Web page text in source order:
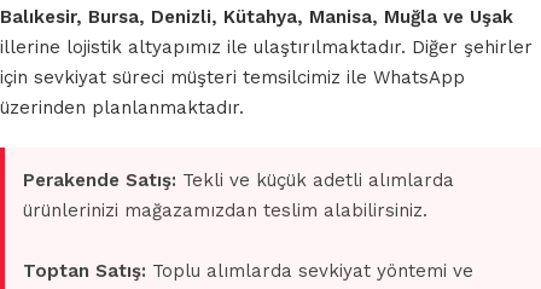
Balıkesir, Bursa, Denizli, Kütahya, Manisa, Muğla ve Uşak
illerine lojistik altyapımız ile ulaştırılmaktadır. Diğer şehirler
için sevkiyat süreci müşteri temsilcimiz ile WhatsApp
üzerinden planlanmaktadır.
Perakende Satış: Tekli ve küçük adetli alımlarda
ürünlerinizi mağazamızdan teslim alabilirsiniz.
Toptan Satış: Toplu alımlarda sevkiyat yöntemi ve